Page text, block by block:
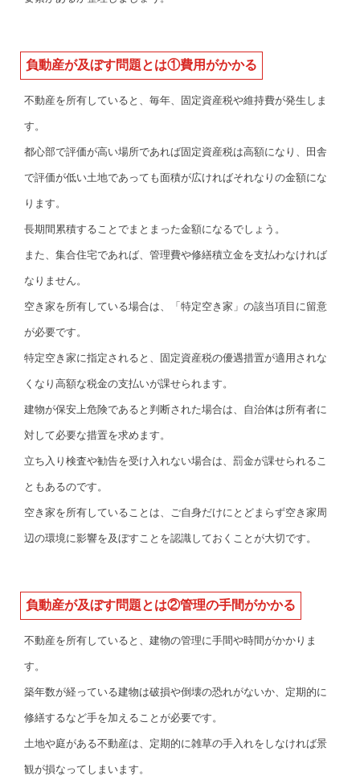
負動産が及ぼす問題とは①費用がかかる
不動産を所有していると、毎年、固定資産税や維持費が発生しま
す。
都心部で評価が高い場所であれば固定資産税は高額になり、田舎
で評価が低い土地であっても面積が広ければそれなりの金額にな
ります。
長期間累積することでまとまった金額になるでしょう。
また、集合住宅であれば、管理費や修繕積立金を支払わなければ
なりません。
空き家を所有している場合は、「特定空き家」の該当項目に留意
が必要です。
特定空き家に指定されると、固定資産税の優遇措置が適用されな
くなり高額な税金の支払いが課せられます。
建物が保安上危険であると判断された場合は、自治体は所有者に
対して必要な措置を求めます。
立ち入り検査や勧告を受け入れない場合は、罰金が課せられるこ
ともあるのです。
空き家を所有していることは、ご自身だけにとどまらず空き家周
辺の環境に影響を及ぼすことを認識しておくことが大切です。
負動産が及ぼす問題とは②管理の手間がかかる
不動産を所有していると、建物の管理に手間や時間がかかりま
す。
築年数が経っている建物は破損や倒壊の恐れがないか、定期的に
修繕するなど手を加えることが必要です。
土地や庭がある不動産は、定期的に雑草の手入れをしなければ景
観が損なってしまいます。